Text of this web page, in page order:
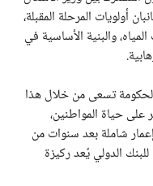
أولويات المرحلة المقبلة،
والبنية الأساسية في
تسعى من خلال هذا
على حياة المواطنين،
شاملة بعد سنوات من
الدولي يُعد ركيزة